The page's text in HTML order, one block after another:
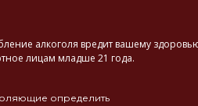
алкоголя вредит вашему
лицам младше 21 года.
определить